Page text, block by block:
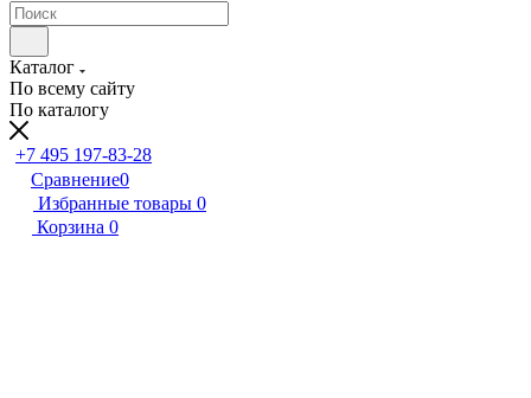
Каталог
По всему сайту
По каталогу
+7 495 197-83-28
Сравнение0
Избранные товары 0
Корзина 0